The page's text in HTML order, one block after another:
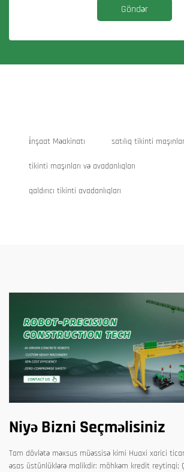
Göndər
i̇nşaat Məakinatı satılıq tikinti
tikinti maşınları və avadanlıqları
qaldırıcı tikinti avadanlıqları
Niyə Bizni Seçməlisiniz
Tam dövlətə məxsus müəssisə kimi Huaxi xarici
əsas üstünlüklərə malikdir: möhkəm kredit reytinqi;